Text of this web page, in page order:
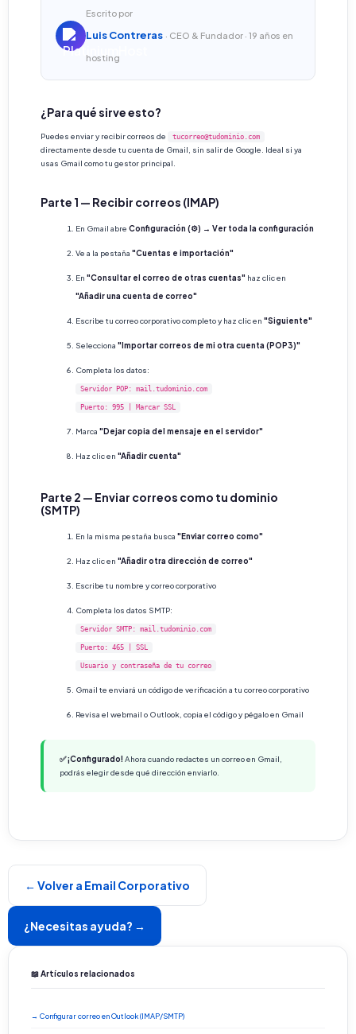
Escrito por
Luis Contreras · CEO & Fundador · 19 años en
hosting
¿Para qué sirve esto?
Puedes enviar y recibir correos de tucorreo@tudominio.com
directamente desde tu cuenta de Gmail, sin salir de Google. Ideal si ya
usas Gmail como tu gestor principal.
Parte 1 — Recibir correos (IMAP)
En Gmail abre Configuración (⚙️) → Ver toda la configuración
Ve a la pestaña "Cuentas e importación"
En "Consultar el correo de otras cuentas" haz clic en
"Añadir una cuenta de correo"
Escribe tu correo corporativo completo y haz clic en "Siguiente"
Selecciona "Importar correos de mi otra cuenta (POP3)"
Completa los datos:
Servidor POP: mail.tudominio.com
Puerto: 995 | Marcar SSL
Marca "Dejar copia del mensaje en el servidor"
Haz clic en "Añadir cuenta"
Parte 2 — Enviar correos como tu dominio
(SMTP)
En la misma pestaña busca "Enviar correo como"
Haz clic en "Añadir otra dirección de correo"
Escribe tu nombre y correo corporativo
Completa los datos SMTP:
Servidor SMTP: mail.tudominio.com
Puerto: 465 | SSL
Usuario y contraseña de tu correo
Gmail te enviará un código de verificación a tu correo corporativo
Revisa el webmail o Outlook, copia el código y pégalo en Gmail
✅ ¡Configurado! Ahora cuando redactes un correo en Gmail,
podrás elegir desde qué dirección enviarlo.
← Volver a Email Corporativo
¿Necesitas ayuda? →
📖 Artículos relacionados
→ Configurar correo en Outlook (IMAP/SMTP)